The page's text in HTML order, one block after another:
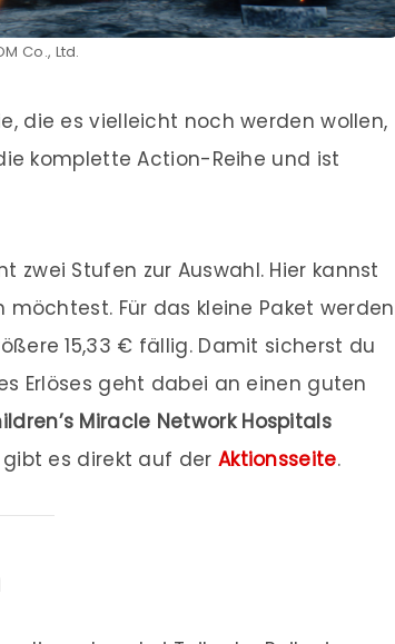
Co., Ltd.
die es vielleicht noch werden wollen,
komplette Action-Reihe und ist
zwei Stufen zur Auswahl. Hier kannst
Für das kleine Paket werden
15,33 € fällig. Damit sicherst du
Erlöses geht dabei an einen guten
Miracle Network Hospitals
es direkt auf der Aktionsseite.